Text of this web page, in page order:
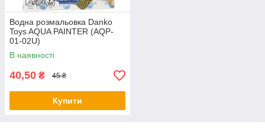
Водна розмальовка Danko
Toys AQUA PAINTER (AQP-
01-02U)
В наявності
40,50 ₴ 45 ₴
Купити